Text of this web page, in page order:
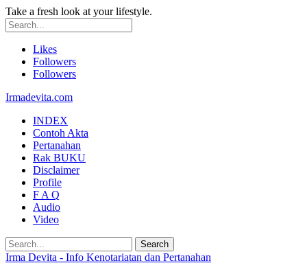
Take a fresh look at your lifestyle.
Likes
Followers
Followers
Irmadevita.com
INDEX
Contoh Akta
Pertanahan
Rak BUKU
Disclaimer
Profile
F A Q
Audio
Video
Irma Devita - Info Kenotariatan dan Pertanahan